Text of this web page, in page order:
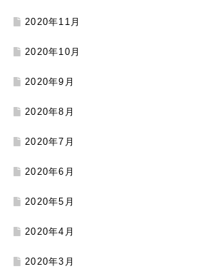
2020年11月
2020年10月
2020年9月
2020年8月
2020年7月
2020年6月
2020年5月
2020年4月
2020年3月